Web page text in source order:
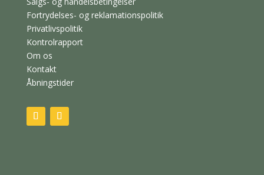
Fortrydelses- og reklamationspolitik
Privatlivspolitik
Kontrolrapport
Om os
Kontakt
Åbningstider